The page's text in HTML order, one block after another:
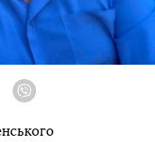
Viber